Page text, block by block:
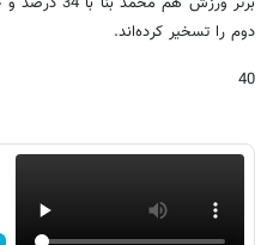
دوم را تسخیر کرده‌اند.
40